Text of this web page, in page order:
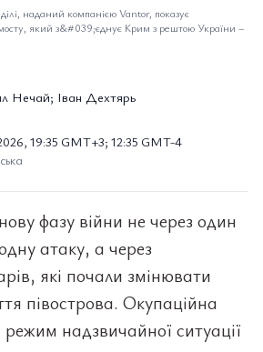
наданий компанією Vantor, показує
який з&#039;єднує Крим з рештою України –
Нечай; Іван Дехтярь
19:35 GMT+3; 12:35 GMT-4
фазу війни не через один
атаку, а через
які почали змінювати
півострова. Окупаційна
надзвичайної ситуації